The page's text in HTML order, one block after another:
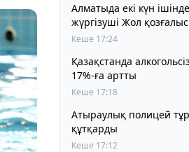
Алматыда екі күн
жүргізуші Жол
бұзды
Кеше 17:24
Қазақстанда
17%-ға артты
Кеше 17:18
Атыраулық полицей
құтқарды
Кеше 17:12